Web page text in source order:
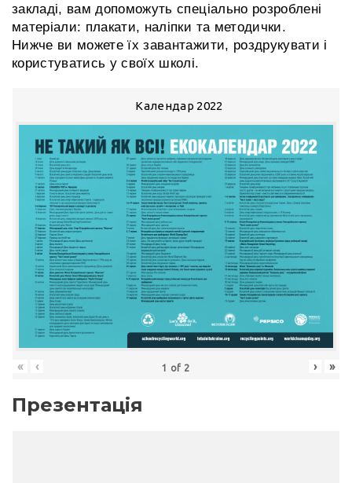
закладі, вам допоможуть спеціально розроблені
матеріали: плакати, наліпки та методички.
Нижче ви можете їх завантажити, роздрукувати і
користуватись у своїх школі.
Календар 2022
« ‹ 1 of 2 › »
Презентація